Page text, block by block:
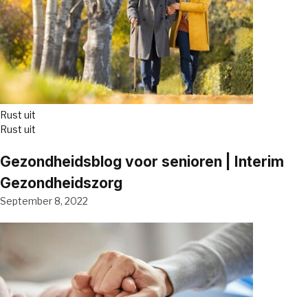
Rust uit
Rust uit
Gezondheidsblog voor senioren | Interim
Gezondheidszorg
September 8, 2022